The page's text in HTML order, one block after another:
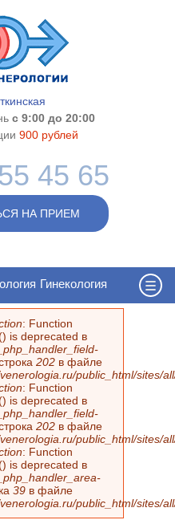
с 9:00 до 20:00
900 рублей
45 65
НА ПРИЕМ
Гинекология
ошибке
: Function
is deprecated в
202 в файле
public_html/sites/
: Function
is deprecated в
202 в файле
public_html/sites/
: Function
is deprecated в
39 в файле
public_html/sites/